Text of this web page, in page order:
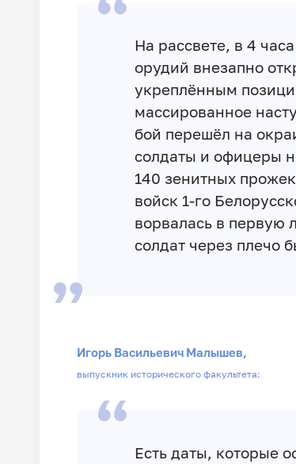
На рассвете, в 4
орудий внезапно
укреплённым
массированное
бой перешёл на
солдаты и офицеры
140 зенитных
войск 1-го
ворвалась в первую
солдат через плечо
Игорь Васильевич Малышев,
выпускник исторического факультета:
Есть даты, которые